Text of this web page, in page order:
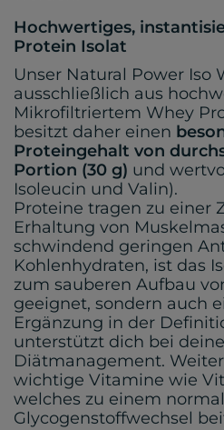
Hochwertiges,
Protein Isolat
Unser Natural Power Iso
ausschließlich aus
Mikrofiltriertem Whey
besitzt daher einen
Proteingehalt von
Portion (30 g) und
Isoleucin und Valin).
Proteine tragen zu einer
Erhaltung von
schwindend geringen
Kohlenhydraten, ist das
zum sauberen Aufbau
geeignet, sondern auch
Ergänzung in der
unterstützt dich bei
Diätmanagement.
wichtige Vitamine wie
welches zu einem
Glycogenstoffwechsel